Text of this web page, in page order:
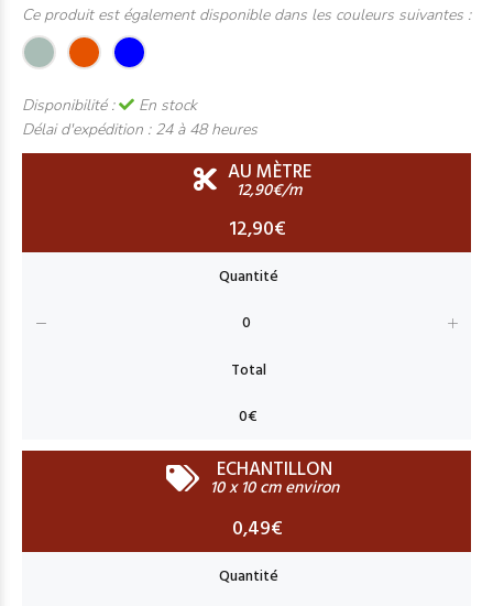
Ce produit est également disponible dans les couleurs suivantes :
Disponibilité :
En stock
Délai d'expédition : 24 à 48 heures
AU MÈTRE
12,90€/m
12,90€
ECHANTILLON
10 x 10 cm environ
0,49€